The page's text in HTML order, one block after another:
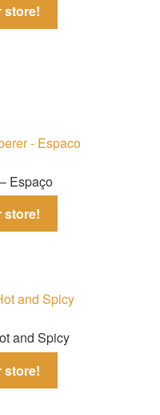
store!
Espaço
store!
and Spicy
store!